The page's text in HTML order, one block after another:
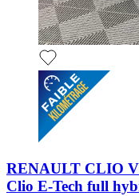
RENAULT CLIO
Clio E-Tech full